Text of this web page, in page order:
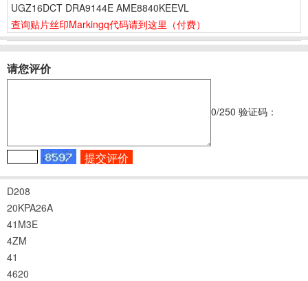
UGZ16DCT DRA9144E AME8840KEEVL
查询贴片丝印Markingq代码请到这里 （付费）
请您评价
0/250 验证码：
D208
20KPA26A
41M3E
4ZM
41
4620